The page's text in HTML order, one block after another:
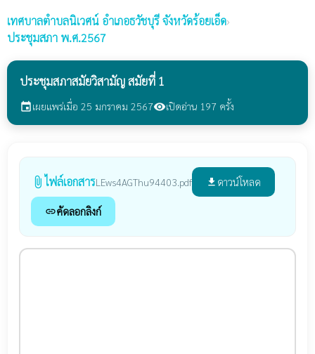
เทศบาลตำบลนิเวศน์ อำเภอธวัชบุรี จังหวัดร้อยเอ็ด›
ประชุมสภา พ.ศ.2567
ประชุมสภาสมัยวิสามัญ สมัยที่ 1
eventเผยแพร่เมื่อ 25 มกราคม 2567visibilityเปิดอ่าน 197 ครั้ง
attach_file ไฟล์เอกสารLEws4AGThu94403.pdf file_download ดาวน์โหลด
linkคัดลอกลิงก์